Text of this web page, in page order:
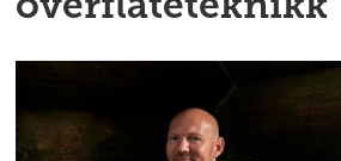
overflateteknikk